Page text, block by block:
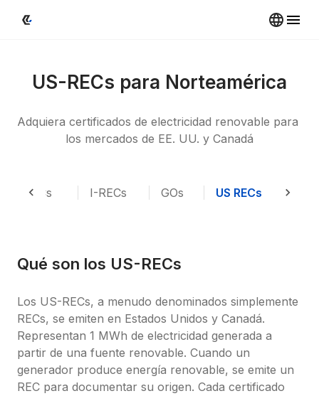
US-RECs para Norteamérica
Adquiera certificados de electricidad renovable para
los mercados de EE. UU. y Canadá
EACs I-RECs GOs US RECs K-
Qué son los US-RECs
Los US-RECs, a menudo denominados simplemente
RECs, se emiten en Estados Unidos y Canadá.
Representan 1 MWh de electricidad generada a
partir de una fuente renovable. Cuando un
generador produce energía renovable, se emite un
REC para documentar su origen. Cada certificado